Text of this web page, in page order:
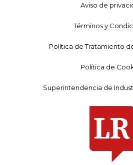
Aviso de
Términos y
Política de Tratamiento
Política de
Superintendencia de